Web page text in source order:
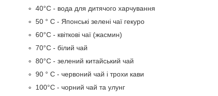
40°C - вода для дитячого харчування
50 ° C - Японські зелені чаї гекуро
60°C - квіткові чаї (жасмин)
70°C - білий чай
80°C - зелений китайський чай
90 ° C - червоний чай і трохи кави
100°C - чорний чай та улунг